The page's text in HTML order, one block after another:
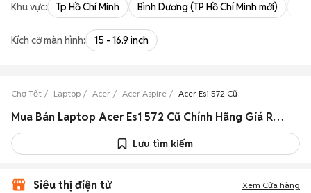
Khu vực: Tp Hồ Chí Minh Bình Dương (TP Hồ Chí Minh mới)
Kích cỡ màn hình: 15 - 16.9 inch
Chợ Tốt Laptop Acer Acer Aspire Acer Es1 572 Cũ
Mua Bán Laptop Acer Es1 572 Cũ Chính Hãng Giá Rẻ Hàng Xịn
Lưu tìm kiếm
Siêu thị điện tử Xem Cửa hàng